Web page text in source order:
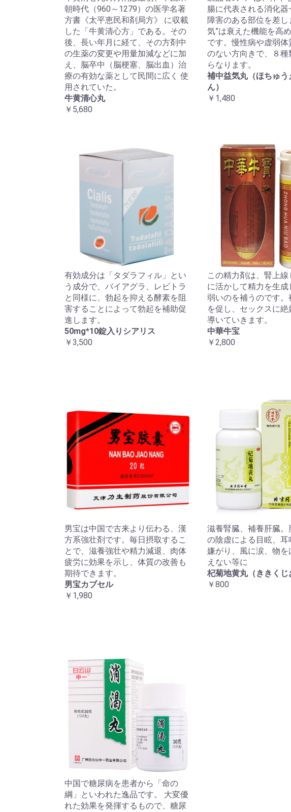
朝時代（960～1279）の医学名著
方書《太平恵民和剤局方》 に収載
した「牛黄清心方」である。その
後、長い年月に経て、その方剤中
の生薬の変更や用量加減などに加
え、脳卒中（脳梗塞、脳出血）治
療の有効な薬として民間に広く 使
用されていた。
牛黄清心丸
￥5,680
腸に代表される消化器
障害のある部位を差し
気”は衰えた機能を高
です。慢性病や虚弱体
のない方向きで、８種
らなります。
補中益気丸（ほちゅう
ん）
￥1,480
有効成分は「タダラフィル」とい
う成分で、バイアグラ、レビトラ
と同様に、勃起を抑える酵素を阻
害することによって勃起を補助促
進します。
50mg*10錠入りシアリス
￥3,500
この精力剤は、腎上線
に活かして精力を生成
弱いのを補うのです。
を促し、セックスに
導いていきます。
中華牛宝
￥2,800
男宝は中国で古来より伝わる、漢
方系強壮剤です。毎日摂取するこ
とで、滋養強壮や精力減退、肉体
疲労に効果を示し、体質の改善も
期待できます。
男宝カブセル
￥1,980
滋養腎臓、補養肝臓。
の陰虚による目眩、耳
嫌がり、風に涙、物を
えない等に
杞菊地黄丸（ききくじ
￥800
中国で糖尿病を患者から「命の
綱」といわれた逸品です。 大変優
れた効果を発揮するもので、糖尿